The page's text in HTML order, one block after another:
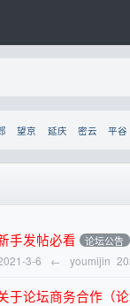
望京 延庆 密云 平谷
手发帖必看 论坛公告
3-6 ← youmijin
于论坛商务合作（